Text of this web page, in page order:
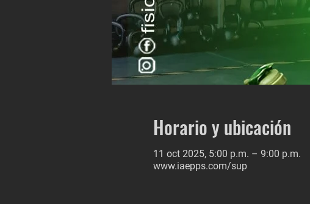
Horario y ubicación
11 oct 2025, 5:00 p.m. – 9:00 p.m.
www.iaepps.com/sup